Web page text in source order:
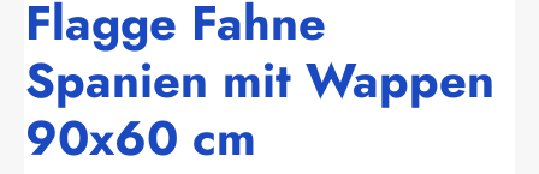
Flagge Fahne
Spanien mit Wappen
90x60 cm